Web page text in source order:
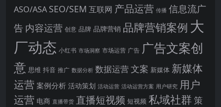
ASO/ASA SEO/SEM 互联网 产品运营 传播 信息流广
告 内容运营 创意 品牌 品牌营销 品牌营销案例 大
厂动态 小红书 市场洞察 市场运营 广告 广告文案创
意 思维 抖音 推广 数据分析 数据运营 文案 新媒体 新媒体
运营 案例分析 活动策划 活动运营 活动运营方案 用户研究 用户
运营 电商 直播带货 直播短视频 短视频 私域社群 策